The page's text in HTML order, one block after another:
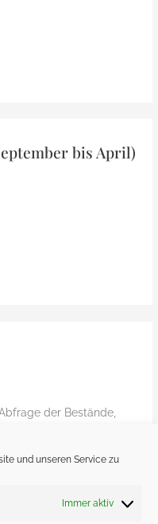
und unseren Service zu
Immer aktiv
bis April)
der Bestände,
€ 8,90)
deutschem Bankkonto